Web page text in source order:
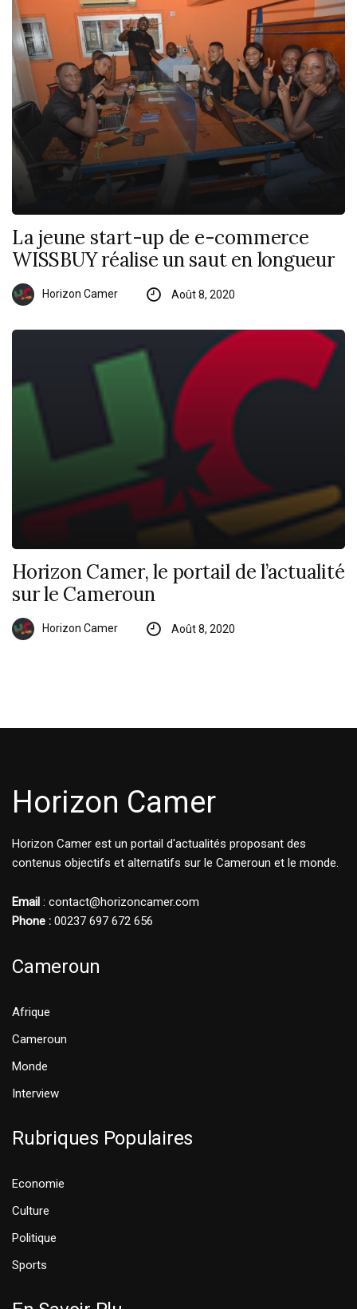
La jeune start-up de e-commerce
WISSBUY réalise un saut en longueur
Horizon Camer Août 8, 2020
Horizon Camer, le portail de l’actualité
sur le Cameroun
Horizon Camer Août 8, 2020
Horizon Camer
Horizon Camer est un portail d'actualités proposant des
contenus objectifs et alternatifs sur le Cameroun et le monde.
Email : contact@horizoncamer.com
Phone : 00237 697 672 656
Cameroun
Afrique
Cameroun
Monde
Interview
Rubriques Populaires
Economie
Culture
Politique
Sports